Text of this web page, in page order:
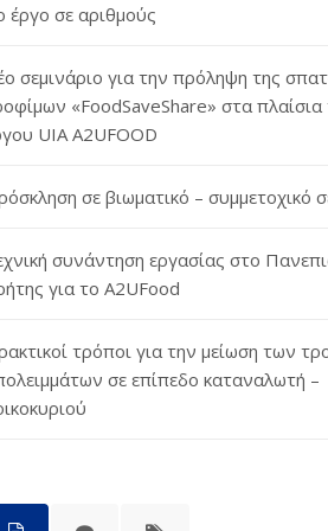
έργο σε αριθμούς
σεμινάριο για την πρόληψη της
«FoodSaveShare» στα πλαίσια
UIA A2UFOOD
σε βιωματικό – συμμετοχικό
συνάντηση εργασίας στο
για το A2UFood
τρόποι για την μείωση των
σε επίπεδο καταναλωτή –